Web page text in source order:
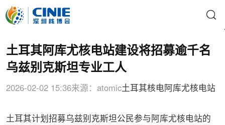
土耳其阿库尤核电站建设将招募逾千名
乌兹别克斯坦专业工人
2026-02-02 15:36来源：atomic土耳其核电 阿库尤核电站
土耳其计划招募乌兹别克斯坦公民参与阿库尤核电站的